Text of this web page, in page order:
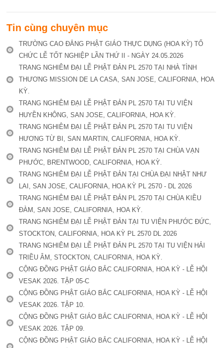
Tin cùng chuyên mục
TRƯỜNG CAO ĐẲNG PHẬT GIÁO THỰC DỤNG (HOA KỲ) TỔ
CHỨC LỄ TỐT NGHIỆP LẦN THỨ II - NGÀY 24.05.2026
TRANG NGHIÊM ĐẠI LỄ PHẬT ĐẢN PL 2570 TẠI NHÀ TÌNH
THƯƠNG MISSION DE LA CASA, SAN JOSE, CALIFORNIA, HOA
KỲ.
TRANG NGHIÊM ĐẠI LỄ PHẬT ĐẢN PL 2570 TẠI TU VIỆN
HUYỀN KHÔNG, SAN JOSE, CALIFORNIA, HOA KỲ.
TRANG NGHIÊM ĐẠI LỄ PHẬT ĐẢN PL 2570 TẠI TU VIỆN
HƯƠNG TỪ BI, SAN MARTIN, CALIFORNIA, HOA KỲ.
TRANG NGHIÊM ĐẠI LỄ PHẬT ĐẢN PL 2570 TẠI CHÙA VẠN
PHƯỚC, BRENTWOOD, CALIFORNIA, HOA KỲ.
TRANG NGHIÊM ĐẠI LỄ PHẬT ĐẢN TẠI CHÙA ĐẠI NHẬT NHƯ
LAI, SAN JOSE, CALIFORNIA, HOA KỲ PL 2570 - DL 2026
TRANG NGHIÊM ĐẠI LỄ PHẬT ĐẢN PL 2570 TẠI CHÙA KIỀU
ĐÀM, SAN JOSE, CALIFORNIA, HOA KỲ.
TRANG NGHIÊM ĐẠI LỄ PHẬT ĐẢN TẠI TU VIỆN PHƯỚC ĐỨC,
STOCKTON, CALIFORNIA, HOA KỲ PL 2570 DL 2026
TRANG NGHIÊM ĐẠI LỄ PHẬT ĐẢN PL 2570 TẠI TU VIỆN HẢI
TRIỀU ÂM, STOCKTON, CALIFORNIA, HOA KỲ.
CỘNG ĐỒNG PHẬT GIÁO BẮC CALIFORNIA, HOA KỲ - LỄ HỘI
VESAK 2026. TẬP 05-C
CỘNG ĐỒNG PHẬT GIÁO BẮC CALIFORNIA, HOA KỲ - LỄ HỘI
VESAK 2026. TẬP 10.
CỘNG ĐỒNG PHẬT GIÁO BẮC CALIFORNIA, HOA KỲ - LỄ HỘI
VESAK 2026. TẬP 09.
CỘNG ĐỒNG PHẬT GIÁO BẮC CALIFORNIA, HOA KỲ - LỄ HỘI